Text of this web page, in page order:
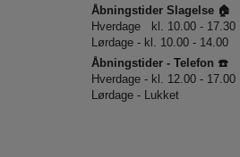
Åbningstider Slagelse 🏠
Hverdage kl. 10.00 - 17.30
Lørdage - kl. 10.00 - 14.00
Åbningstider - Telefon ☎️
Hverdage - kl. 12.00 - 17.00
Lørdage - Lukket